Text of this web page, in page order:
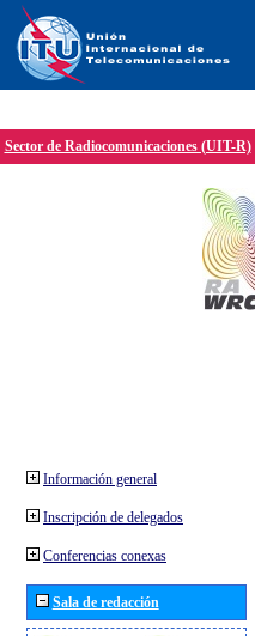
Sector de Radiocomunicaciones (UIT-R)
Información general
Inscripción de delegados
Conferencias conexas
Sala de redacción